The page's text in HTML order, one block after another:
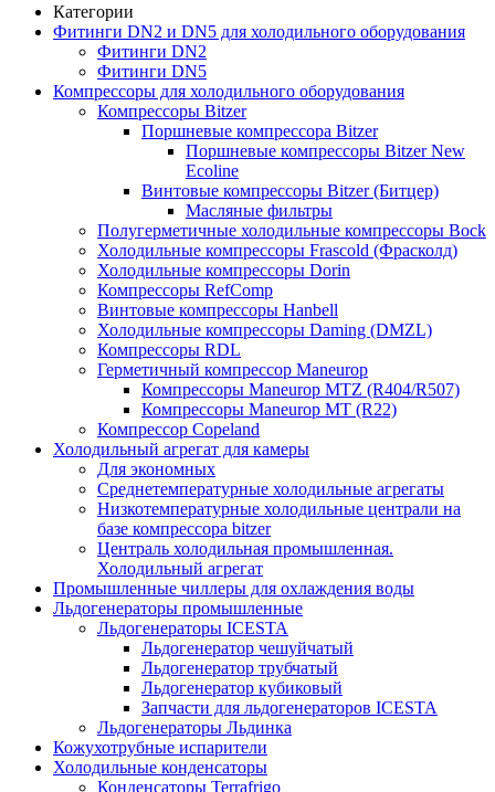
Категории
Фитинги DN2 и DN5 для холодильного оборудования
Фитинги DN2
Фитинги DN5
Компрессоры для холодильного оборудования
Компрессоры Bitzer
Поршневые компрессора Bitzer
Поршневые компрессоры Bitzer New
Ecoline
Винтовые компрессоры Bitzer (Битцер)
Масляные фильтры
Полугерметичные холодильные компрессоры Bock
Холодильные компрессоры Frascold (Фрасколд)
Холодильные компрессоры Dorin
Компрессоры RefComp
Винтовые компрессоры Hanbell
Холодильные компрессоры Daming (DMZL)
Компрессоры RDL
Герметичный компрессор Maneurop
Компрессоры Maneurop MTZ (R404/R507)
Компрессоры Maneurop MT (R22)
Компрессор Copeland
Холодильный агрегат для камеры
Для экономных
Среднетемпературные холодильные агрегаты
Низкотемпературные холодильные централи на
базе компрессора bitzer
Централь холодильная промышленная.
Холодильный агрегат
Промышленные чиллеры для охлаждения воды
Льдогенераторы промышленные
Льдогенераторы ICESTA
Льдогенератор чешуйчатый
Льдогенератор трубчатый
Льдогенератор кубиковый
Запчасти для льдогенераторов ICESTA
Льдогенераторы Льдинка
Кожухотрубные испарители
Холодильные конденсаторы
Конденсаторы Terrafrigo